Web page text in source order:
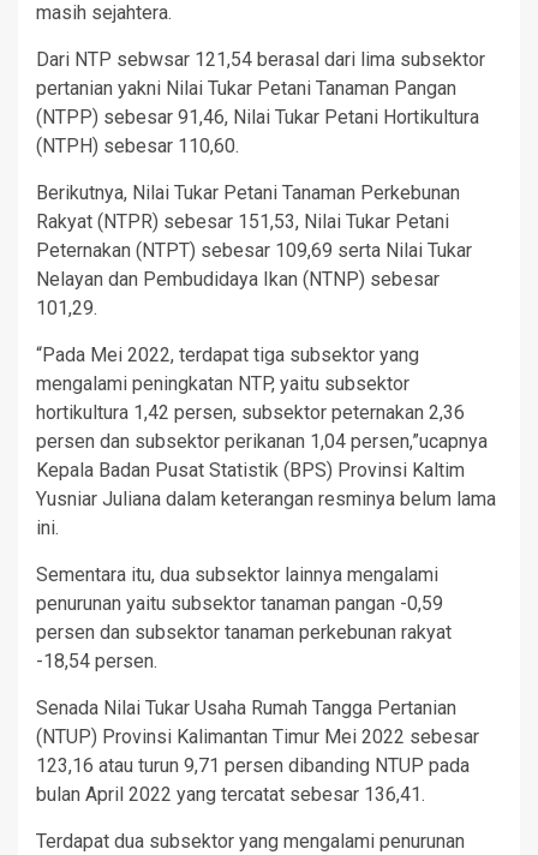
masih sejahtera.
Dari NTP sebwsar 121,54 berasal dari lima subsektor
pertanian yakni Nilai Tukar Petani Tanaman Pangan
(NTPP) sebesar 91,46, Nilai Tukar Petani Hortikultura
(NTPH) sebesar 110,60.
Berikutnya, Nilai Tukar Petani Tanaman Perkebunan
Rakyat (NTPR) sebesar 151,53, Nilai Tukar Petani
Peternakan (NTPT) sebesar 109,69 serta Nilai Tukar
Nelayan dan Pembudidaya Ikan (NTNP) sebesar
101,29.
“Pada Mei 2022, terdapat tiga subsektor yang
mengalami peningkatan NTP, yaitu subsektor
hortikultura 1,42 persen, subsektor peternakan 2,36
persen dan subsektor perikanan 1,04 persen,”ucapnya
Kepala Badan Pusat Statistik (BPS) Provinsi Kaltim
Yusniar Juliana dalam keterangan resminya belum lama
ini.
Sementara itu, dua subsektor lainnya mengalami
penurunan yaitu subsektor tanaman pangan -0,59
persen dan subsektor tanaman perkebunan rakyat
-18,54 persen.
Senada Nilai Tukar Usaha Rumah Tangga Pertanian
(NTUP) Provinsi Kalimantan Timur Mei 2022 sebesar
123,16 atau turun 9,71 persen dibanding NTUP pada
bulan April 2022 yang tercatat sebesar 136,41.
Terdapat dua subsektor yang mengalami penurunan